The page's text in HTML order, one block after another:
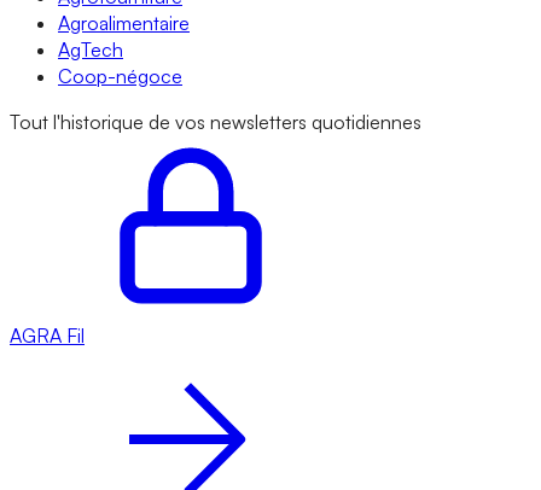
Agroalimentaire
AgTech
Coop-négoce
Tout l'historique de vos newsletters quotidiennes
AGRA Fil